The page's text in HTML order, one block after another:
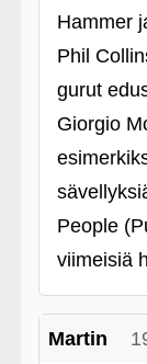
Hammer
Phil
gurut
Giorgio
People
viimeisiä
Martin